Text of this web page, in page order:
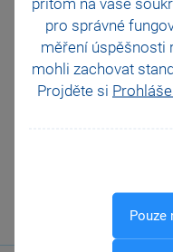
pro správné
měření úspěšnosti
mohli zachovat
Projděte si
Pouze